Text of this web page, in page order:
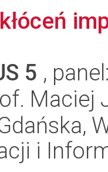
5 ,
Maciej
i